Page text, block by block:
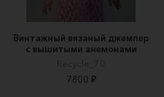
Винтажный вязаный джемпер
с вышитыми анемонами
Recycle_70
7800 ₽